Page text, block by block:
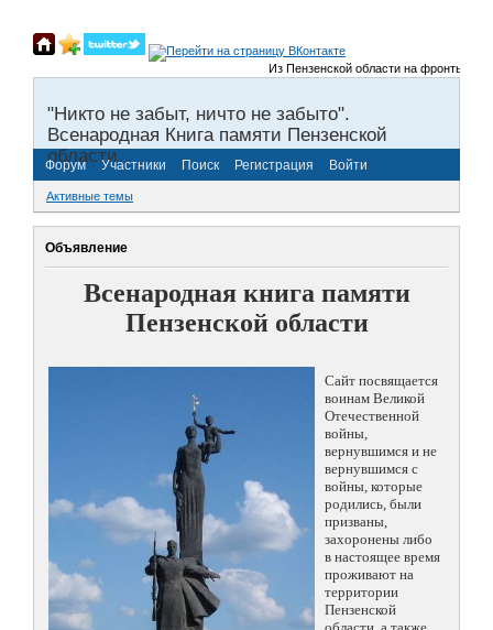
Из Пензенской области на фронты
"Никто не забыт, ничто не забыто".
Всенародная Книга памяти Пензенской
области.
Форум Участники Поиск Регистрация Войти
Активные темы
Объявление
Всенародная книга памяти
Пензенской области
Сайт посвящается
воинам Великой
Отечественной
войны,
вернувшимся и не
вернувшимся с
войны, которые
родились, были
призваны,
захоронены либо
в настоящее время
проживают на
территории
Пензенской